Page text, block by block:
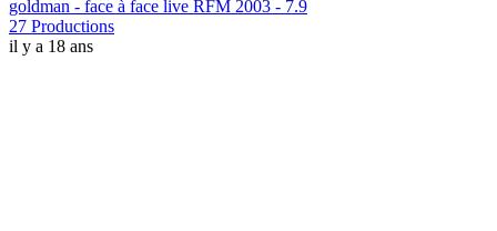
goldman - face à face live RFM 2003 - 7.9
27 Productions
il y a 18 ans